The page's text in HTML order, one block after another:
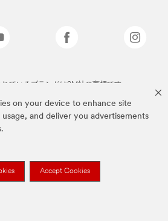
on your device to enhance site
and deliver you advertisements
Accept Cookies
ているブランドは3M社の商標です。